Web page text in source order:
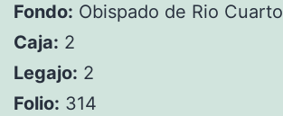
Fondo: Obispado de Rio Cuarto
Caja: 2
Legajo: 2
Folio: 314